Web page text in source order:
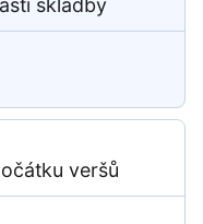
skladby
veršů